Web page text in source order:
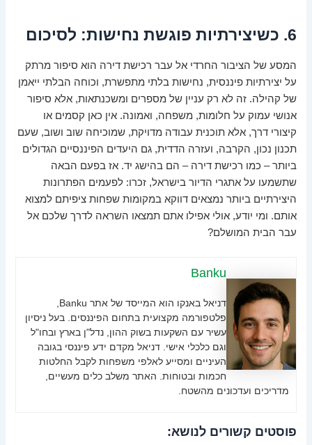
6. כשיצירתיות פוגשת נחישות: לסיכום
המסע של הציבור החרדי אל עבר רכישת דירה הוא סיפור מרתק
על יצירתיות פיננסית, נחישות בלתי מתפשרת, וכוחה הבלתי ייאמן
של קהילה. זה לא רק עניין של מספרים ומשכנתאות, אלא סיפור
אנושי עמוק על חלומות, משפחה, ואמונה. אין כאן קסמים או
קיצורי דרך, אלא תוכנית עבודה מדויקת, שמוכיחה שוב ושוב, שעם
תכנון נכון, הקרבה, ועזרה הדדית, גם היעדים הפיננסיים הגדולים
ביותר – כמו רכישת דירה – הם בהישג יד. אז בפעם הבאה
שתשמעו על אתגרי הדיור בישראל, זכרו: לפעמים הפתרונות
היצירתיים ביותר נמצאים דווקא במקומות שפחות ציפיתם למצוא
אותם. ומי יודע, אולי אפילו אתם תמצאו השראה לדרך שלכם אל
עבר הבית המושלם?
Banku
דניאל באנקו הוא המייסד של אתר Banku,
פלטפורמה מקצועית בתחום הפיננסים. בעל ניסיון
עשיר עם השקעות בשוק ההון, נדל"ן בארץ ובחו"ל
וגם כלכלי אישי. דניאל מקדם ידע פיננסי בגובה
העיניים ומסייע לאלפי משפחות לקבל החלטות
חכמות ובטוחות. האתר משלב כלים מעשיים,
מדריכים ועדכונים מהשטח.
פוסטים קשורים לנושא: